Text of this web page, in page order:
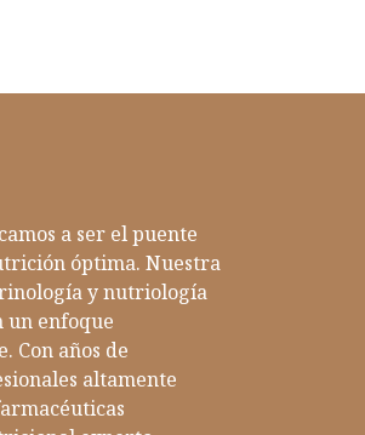
a ser el puente
óptima. Nuestra
y nutriología
un enfoque
Con años de
altamente